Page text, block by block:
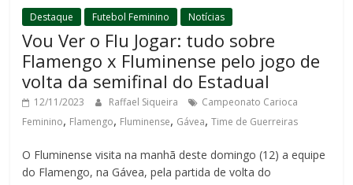
Destaque Futebol Feminino Notícias
Vou Ver o Flu Jogar: tudo sobre
Flamengo x Fluminense pelo jogo de
volta da semifinal do Estadual
12/11/2023 Raffael Siqueira
Campeonato Carioca
Feminino, Flamengo, Fluminense, Gávea,Time de Guerreiras
O Fluminense visita na manhã deste domingo (12) a equipe
do Flamengo, na Gávea, pela partida de volta do